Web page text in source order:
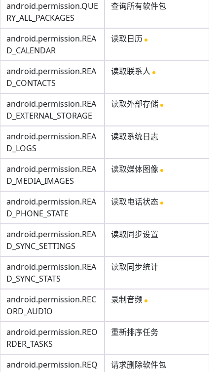
android.permission.QUE
RY_ALL_PACKAGES
查询所有软件包
android.permission.REA
D_CALENDAR
读取日历
android.permission.REA
D_CONTACTS
读取联系人
android.permission.REA
D_EXTERNAL_STORAGE
读取外部存储
android.permission.REA
D_LOGS
读取系统日志
android.permission.REA
D_MEDIA_IMAGES
读取媒体图像
android.permission.REA
D_PHONE_STATE
读取电话状态
android.permission.REA
D_SYNC_SETTINGS
读取同步设置
android.permission.REA
D_SYNC_STATS
读取同步统计
android.permission.REC
ORD_AUDIO
录制音频
android.permission.REO
RDER_TASKS
重新排序任务
android.permission.REQ
请求删除软件包